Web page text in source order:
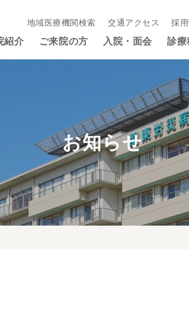
地域医療機関検索 交通アクセス 採
紹介 ご来院の方 入院・面会 診療
お知らせ